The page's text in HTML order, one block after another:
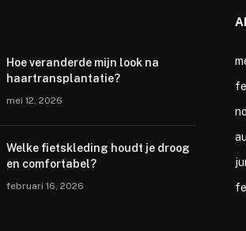
Hoe veranderde mijn look na
haartransplantatie?
mei 12, 2026
Welke fietskleding houdt je droog
en comfortabel?
februari 16, 2026